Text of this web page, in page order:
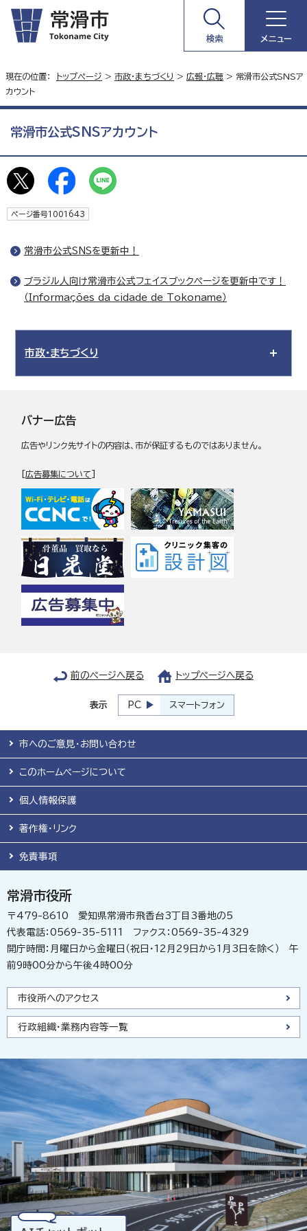
検索 メニュー
現在の位置： トップページ > 市政・まちづくり > 広報・広聴 > 常滑市公式SNSア
カウント
常滑市公式SNSアカウント
ページ番号1001643
常滑市公式SNSを更新中！
ブラジル人向け常滑市公式フェイスブックページを更新中です！
（Informações da cidade de Tokoname）
市政・まちづくり
バナー広告
広告やリンク先サイトの内容は、市が保証するものではありません。
[広告募集について
前のページへ戻る トップページへ戻る
表示 PC スマートフォン
市へのご意見・お問い合わせ
このホームページについて
個人情報保護
著作権・リンク
免責事項
常滑市役所
〒479-8610 愛知県常滑市飛香台3丁目3番地の5
代表電話：0569-35-5111 ファクス：0569-35-4329
開庁時間：月曜日から金曜日（祝日・12月29日から1月3日を除く） 午
前9時00分から午後4時00分
市役所へのアクセス
行政組織・業務内容等一覧